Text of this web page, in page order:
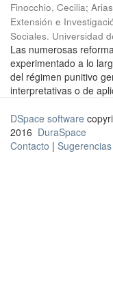
Finocchio, Cecilia;
Extensión e
Sociales. Universidad
Las numerosas
experimentado a lo
del régimen punitivo
interpretativas o de
DSpace software
2016 DuraSpace
Contacto | Sugerencias